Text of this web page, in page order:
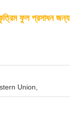
ফুল প্রসাধন জন্য
Union,